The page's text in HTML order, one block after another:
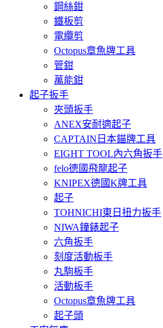
鋼絲鉗
鐵板剪
電纜剪
Octopus章魚牌工具
管鉗
萬能鉗
起子扳手
夾頭扳手
ANEX安耐適起子
CAPTAIN日本錨牌工具
EIGHT TOOL內六角扳手
felo德國飛龍起子
KNIPEX德國K牌工具
起子
TOHNICHI東日扭力扳手
NIWA鐘錶起子
六角扳手
刻度活動板手
丸駒板手
活動板手
Octopus章魚牌工具
起子頭